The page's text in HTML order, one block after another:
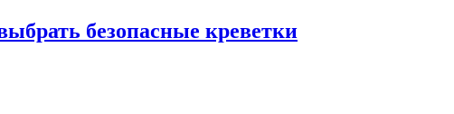
безопасные креветки